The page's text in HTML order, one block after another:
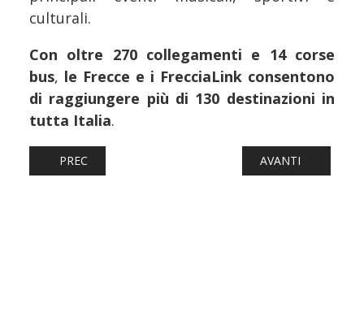
culturali.
Con oltre 270 collegamenti e 14 corse
bus, le Frecce e i FrecciaLink consentono
di raggiungere più di 130 destinazioni in
tutta Italia.
ARTICOLO PRECEDENTE: FERROVIE: UNA DE18 PER STA
PREC ARTICOLO
AVANTI